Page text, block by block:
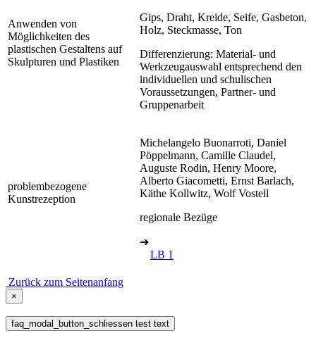
Anwenden von
Möglichkeiten des
plastischen Gestaltens auf
Skulpturen und Plastiken
Gips, Draht, Kreide, Seife, Gasbeton,
Holz, Steckmasse, Ton
Differenzierung: Material- und
Werkzeugauswahl entsprechend den
individuellen und schulischen
Voraussetzungen, Partner- und
Gruppenarbeit
problembezogene
Kunstrezeption
Michelangelo Buonarroti, Daniel
Pöppelmann, Camille Claudel,
Auguste Rodin, Henry Moore,
Alberto Giacometti, Ernst Barlach,
Käthe Kollwitz, Wolf Vostell
regionale Bezüge
➔
LB 1
Zurück zum Seitenanfang
×
faq_modal_button_schliessen test text